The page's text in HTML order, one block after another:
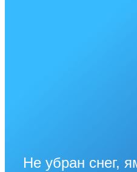
Не убран снег,